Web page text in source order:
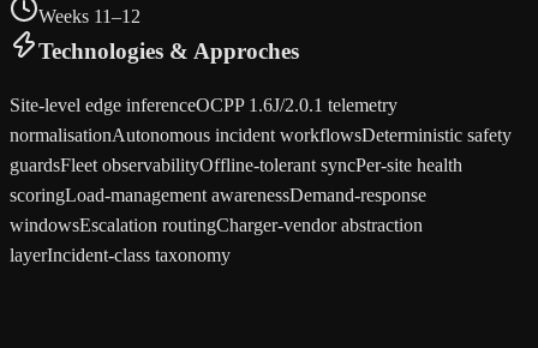
Weeks 11–12
Technologies & Approches
Site-level edge inferenceOCPP 1.6J/2.0.1 telemetry
normalisationAutonomous incident workflowsDeterministic safety
guardsFleet observabilityOffline-tolerant syncPer-site health
scoringLoad-management awarenessDemand-response
windowsEscalation routingCharger-vendor abstraction
layerIncident-class taxonomy